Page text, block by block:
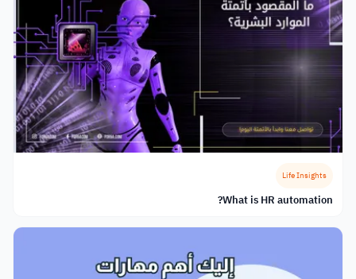
Life Insights
What is HR automation?